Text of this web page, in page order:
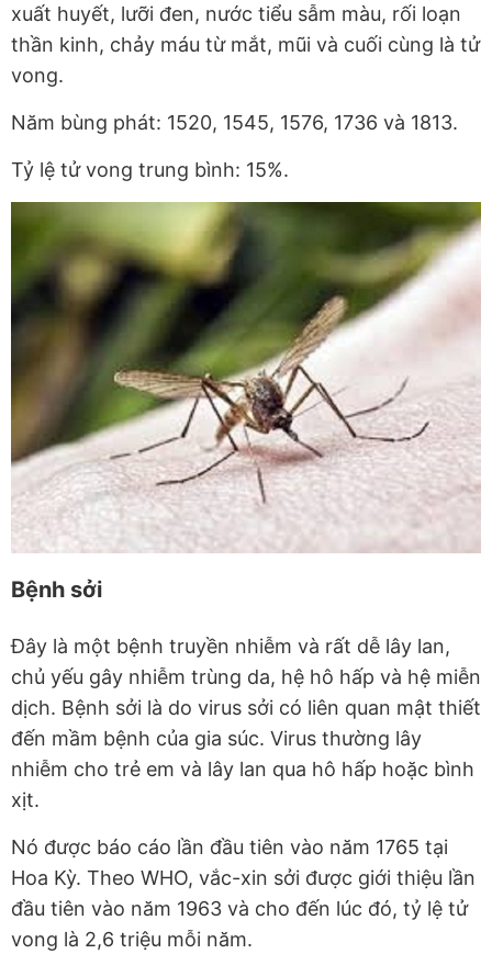
xuất huyết, lưỡi đen, nước tiểu sẫm màu, rối loạn
thần kinh, chảy máu từ mắt, mũi và cuối cùng là tử
vong.
Năm bùng phát: 1520, 1545, 1576, 1736 và 1813.
Tỷ lệ tử vong trung bình: 15%.
Bệnh sởi
Đây là một bệnh truyền nhiễm và rất dễ lây lan,
chủ yếu gây nhiễm trùng da, hệ hô hấp và hệ miễn
dịch. Bệnh sởi là do virus sởi có liên quan mật thiết
đến mầm bệnh của gia súc. Virus thường lây
nhiễm cho trẻ em và lây lan qua hô hấp hoặc bình
xịt.
Nó được báo cáo lần đầu tiên vào năm 1765 tại
Hoa Kỳ. Theo WHO, vắc-xin sởi được giới thiệu lần
đầu tiên vào năm 1963 và cho đến lúc đó, tỷ lệ tử
vong là 2,6 triệu mỗi năm.